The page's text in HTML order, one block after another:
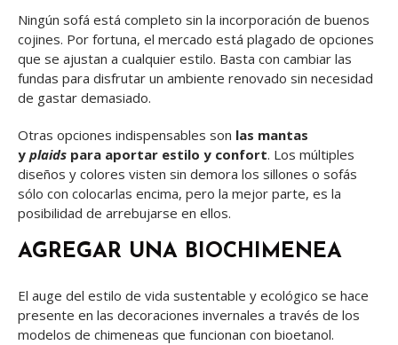
Ningún sofá está completo sin la incorporación de buenos
cojines. Por fortuna, el mercado está plagado de opciones
que se ajustan a cualquier estilo. Basta con cambiar las
fundas para disfrutar un ambiente renovado sin necesidad
de gastar demasiado.
Otras opciones indispensables son las mantas
y plaids para aportar estilo y confort. Los múltiples
diseños y colores visten sin demora los sillones o sofás
sólo con colocarlas encima, pero la mejor parte, es la
posibilidad de arrebujarse en ellos.
AGREGAR UNA BIOCHIMENEA
El auge del estilo de vida sustentable y ecológico se hace
presente en las decoraciones invernales a través de los
modelos de chimeneas que funcionan con bioetanol.